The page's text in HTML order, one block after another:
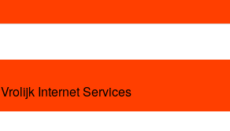
Vrolijk Internet Services